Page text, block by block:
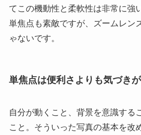
てこの機動性と柔軟性は非常に強
単焦点も素敵ですが、ズームレン
ゃないです。
単焦点は便利さよりも気づき
自分が動くこと、背景を意識する
こと。そういった写真の基本を改